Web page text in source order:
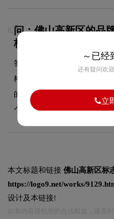
6. 问：佛山高新区的品
格？
答：佛山高新区品牌logo整
格在品牌领域具有较好的适
的核心手法，既符合行业的
个性，能够在众多竞品中脱
本文标题和链接 佛山高新区标
https://logo9.net/works/
设计及本链接!
～已经
还有疑问欢
立